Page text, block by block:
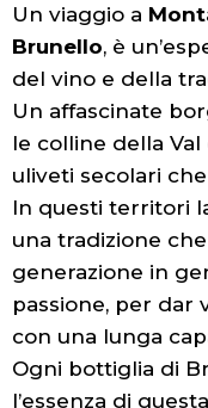
Un viaggio a
Brunello, è
del vino e della
Un affascinate
le colline della Val
uliveti secolari
In questi territori
una tradizione
generazione in
passione, per dar
con una lunga
Ogni bottiglia di
l’essenza di